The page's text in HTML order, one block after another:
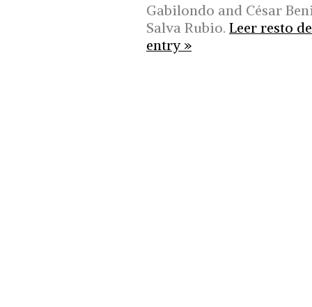
Gabilondo and César
Salva Rubio. Leer resto
entry »